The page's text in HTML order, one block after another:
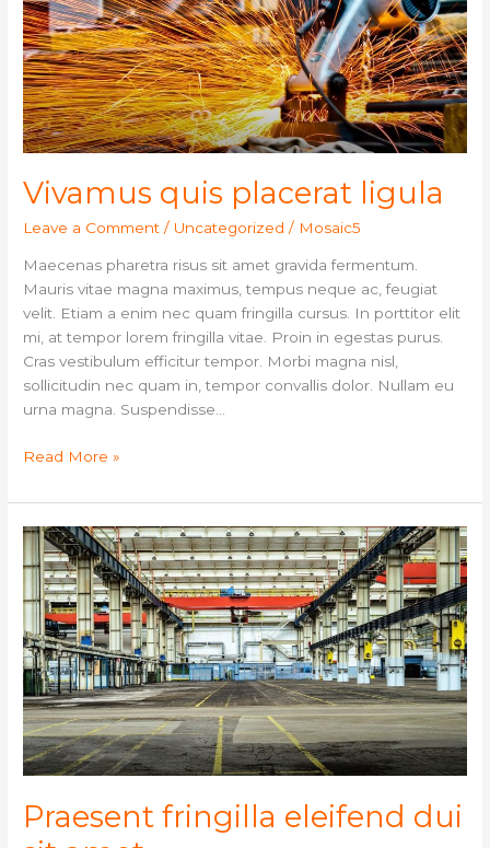
Vivamus quis placerat ligula
Leave a Comment / Uncategorized / Mosaic5
Maecenas pharetra risus sit amet gravida fermentum.
Mauris vitae magna maximus, tempus neque ac, feugiat
velit. Etiam a enim nec quam fringilla cursus. In porttitor elit
mi, at tempor lorem fringilla vitae. Proin in egestas purus.
Cras vestibulum efficitur tempor. Morbi magna nisl,
sollicitudin nec quam in, tempor convallis dolor. Nullam eu
urna magna. Suspendisse…
Read More »
Praesent fringilla eleifend dui
Praesent
fringilla
eleifend
dui
sit
amet